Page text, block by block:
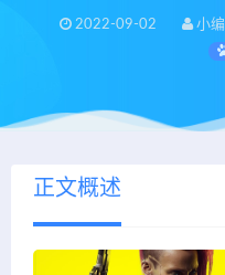
2022-09-02 小编
正文概述